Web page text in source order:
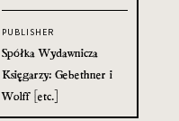
PUBLISHER
Spółka Wydawnicza
Księgarzy: Gebethner i
Wolff [etc.]